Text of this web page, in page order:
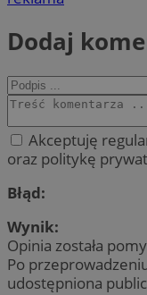
Dodaj
Akceptuję
oraz politykę
Błąd:
Wynik:
Opinia została
Po
udostępniona